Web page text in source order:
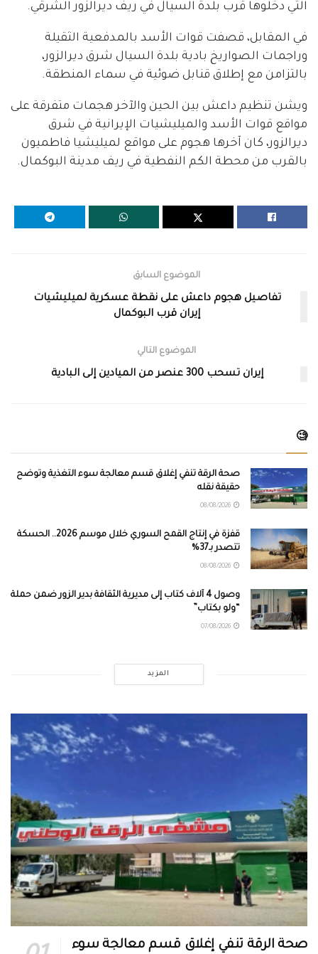
التي دخلوها قرب بلدة السيال في ريف ديرالزور الشرقي.
في المقابل، قصفت قوات الأسد بالمدفعية الثقيلة
وراجمات الصواريخ بادية بلدة السيال شرق ديرالزور،
بالتزامن مع إطلاق قنابل ضوئية في سماء المنطقة.
ويشن تنظيم داعش بين الحين والآخر هجمات متفرقة على
مواقع قوات الأسد والميليشيات الإيرانية في شرق
ديرالزور، كان آخرها هجوم على مواقع لميليشيا فاطميون
بالقرب من محطة الكم النفطية في ريف مدينة البوكمال.
الموضوع السابق
تفاصيل هجوم داعش على نقطة عسكرية لميليشيات
إيران قرب البوكمال
الموضوع التالي
إيران تسحب 300 عنصر من الميادين إلى البادية
🧐
صحة الرقة تنفي إغلاق قسم معالجة سوء التغذية وتوضح
حقيقة نقله
قفزة في إنتاج القمح السوري خلال موسم 2026.. الحسكة
تتصدر بـ37%
وصول 4 آلاف كتاب إلى مديرية الثقافة بدير الزور ضمن حملة
“ولو بكتاب”
المزيد
صحة الرقة تنفي إغلاق قسم معالجة سوء